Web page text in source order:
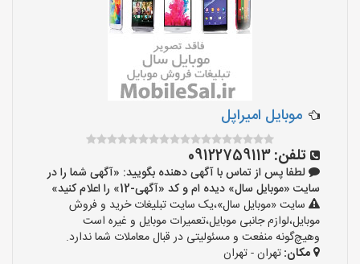
موبایل امیراپل
تلفن:09122759113
لطفا پس از تماس با آگهی دهنده بگویید: «آگهی شما را در
سایت «موبایل سال» دیده ام و کد «آگهی-12» را اعلام کنید»
سایت «موبایل سال»،یک سایت تبلیغات خرید و فروش
موبایل،لوازم جانبی موبایل،تعمیرات موبایل و غیره است
وهیچ‌گونه منفعت و مسئولیتی در قبال معاملات شما ندارد.
مکان:تهران - تهران